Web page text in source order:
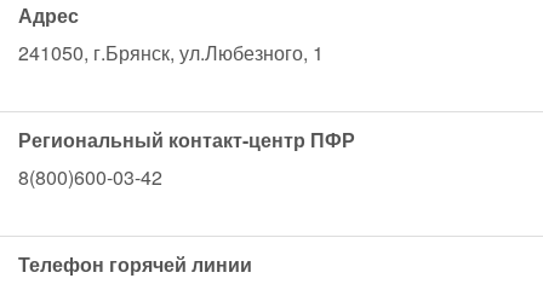
Адрес
241050, г.Брянск, ул.Любезного, 1
Региональный контакт-центр ПФР
8(800)600-03-42
Телефон горячей линии